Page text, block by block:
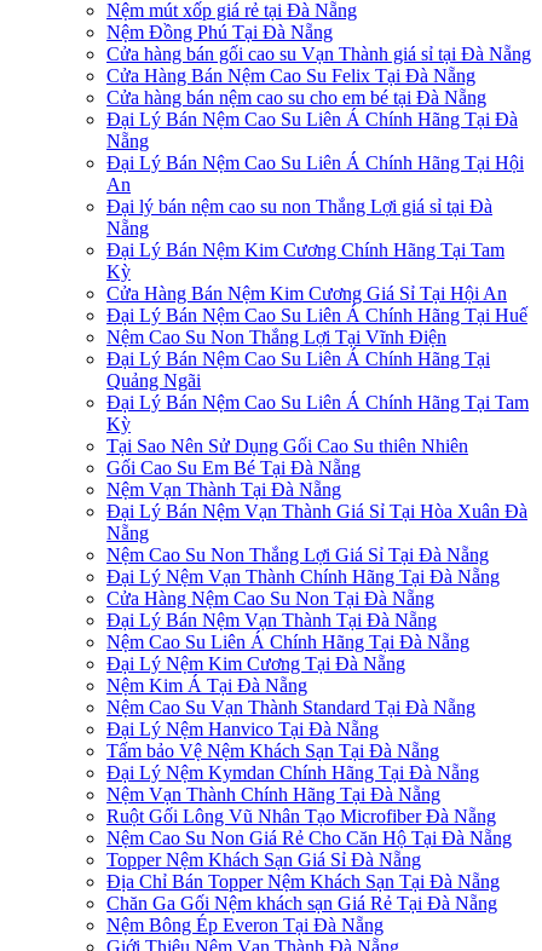
Nệm mút xốp giá rẻ tại Đà Nẵng
Nệm Đồng Phú Tại Đà Nẵng
Cửa hàng bán gối cao su Vạn Thành giá sỉ tại Đà Nẵng
Cửa Hàng Bán Nệm Cao Su Felix Tại Đà Nẵng
Cửa hàng bán nệm cao su cho em bé tại Đà Nẵng
Đại Lý Bán Nệm Cao Su Liên Á Chính Hãng Tại Đà
Nẵng
Đại Lý Bán Nệm Cao Su Liên Á Chính Hãng Tại Hội
An
Đại lý bán nệm cao su non Thắng Lợi giá sỉ tại Đà
Nẵng
Đại Lý Bán Nệm Kim Cương Chính Hãng Tại Tam
Kỳ
Cửa Hàng Bán Nệm Kim Cương Giá Sỉ Tại Hội An
Đại Lý Bán Nệm Cao Su Liên Á Chính Hãng Tại Huế
Nệm Cao Su Non Thắng Lợi Tại Vĩnh Điện
Đại Lý Bán Nệm Cao Su Liên Á Chính Hãng Tại
Quảng Ngãi
Đại Lý Bán Nệm Cao Su Liên Á Chính Hãng Tại Tam
Kỳ
Tại Sao Nên Sử Dụng Gối Cao Su thiên Nhiên
Gối Cao Su Em Bé Tại Đà Nẵng
Nệm Vạn Thành Tại Đà Nẵng
Đại Lý Bán Nệm Vạn Thành Giá Sỉ Tại Hòa Xuân Đà
Nẵng
Nệm Cao Su Non Thắng Lợi Giá Sỉ Tại Đà Nẵng
Đại Lý Nệm Vạn Thành Chính Hãng Tại Đà Nẵng
Cửa Hàng Nệm Cao Su Non Tại Đà Nẵng
Đại Lý Bán Nệm Vạn Thành Tại Đà Nẵng
Nệm Cao Su Liên Á Chính Hãng Tại Đà Nẵng
Đại Lý Nệm Kim Cương Tại Đà Nẵng
Nệm Kim Á Tại Đà Nẵng
Nệm Cao Su Vạn Thành Standard Tại Đà Nẵng
Đại Lý Nệm Hanvico Tại Đà Nẵng
Tấm bảo Vệ Nệm Khách Sạn Tại Đà Nẵng
Đại Lý Nệm Kymdan Chính Hãng Tại Đà Nẵng
Nệm Vạn Thành Chính Hãng Tại Đà Nẵng
Ruột Gối Lông Vũ Nhân Tạo Microfiber Đà Nẵng
Nệm Cao Su Non Giá Rẻ Cho Căn Hộ Tại Đà Nẵng
Topper Nệm Khách Sạn Giá Sỉ Đà Nẵng
Địa Chỉ Bán Topper Nệm Khách Sạn Tại Đà Nẵng
Chăn Ga Gối Nệm khách sạn Giá Rẻ Tại Đà Nẵng
Nệm Bông Ép Everon Tại Đà Nẵng
Giới Thiệu Nệm Vạn Thành Đà Nẵng